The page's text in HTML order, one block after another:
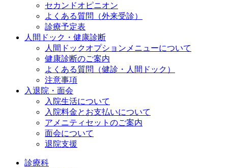
セカンドオピニオン
よくある質問（外来受診）
診療予定表
人間ドック・健康診断
人間ドックオプションメニューについて
健康診断のご案内
よくある質問（健診・人間ドック）
注意事項
入退院・面会
入院生活について
入院料金とお支払いについて
アメニティセットのご案内
面会について
退院支援
診療科